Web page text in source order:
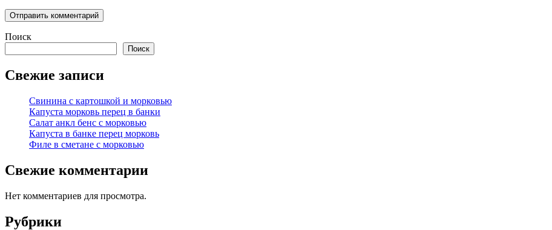
Поиск
Поиск
Свежие записи
Свинина с картошкой и морковью
Капуста морковь перец в банки
Салат анкл бенс с морковью
Капуста в банке перец морковь
Филе в сметане с морковью
Свежие комментарии
Нет комментариев для просмотра.
Рубрики